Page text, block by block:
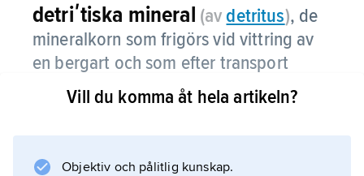
detriʹtiska mineral (avdetritus), de
mineralkorn som frigörs vid vittring av
en bergart och som efter transport
avlagras som grus, sand etc.
tungmineral som frigörs.
Vill du komma åt hela artikeln?
Objektiv och pålitlig kunskap.